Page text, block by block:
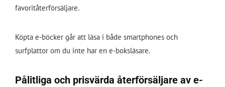
favoritåterförsäljare.
Köpta e-böcker går att läsa i både smartphones och
surfplattor om du inte har en e-boksläsare.
Pålitliga och prisvärda återförsäljare av e-